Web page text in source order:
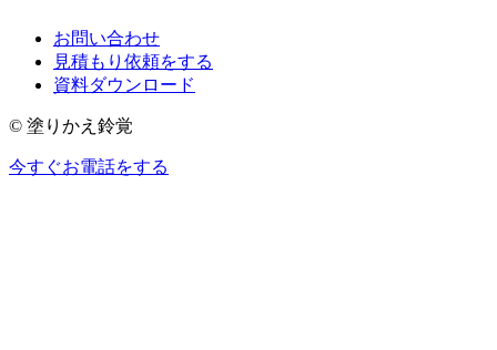
お問い合わせ
見積もり依頼をする
資料ダウンロード
© 塗りかえ鈴覚
今すぐお電話をする